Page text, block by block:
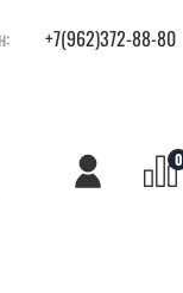
+7(962)372-88-80
0